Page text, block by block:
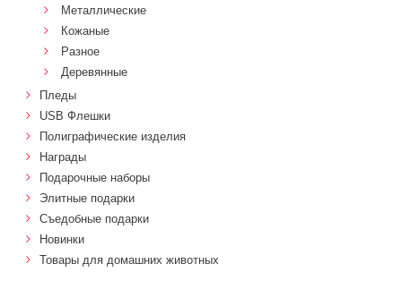
Металлические
Кожаные
Разное
Деревянные
Пледы
USB Флешки
Полиграфические изделия
Награды
Подарочные наборы
Элитные подарки
Cъедобные подарки
Новинки
Товары для домашних животных